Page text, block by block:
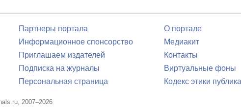
Партнеры портала
Информационное спонсорство
Приглашаем издателей
Подписка на журналы
Персональная страница
О портале
Медиакит
Контакты
Виртуальные фоны
Кодекс этики
2007–2026